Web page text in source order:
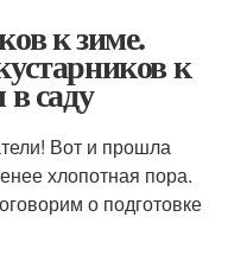
к зиме.
к
саду
Вот и прошла
хлопотная пора.
о подготовке